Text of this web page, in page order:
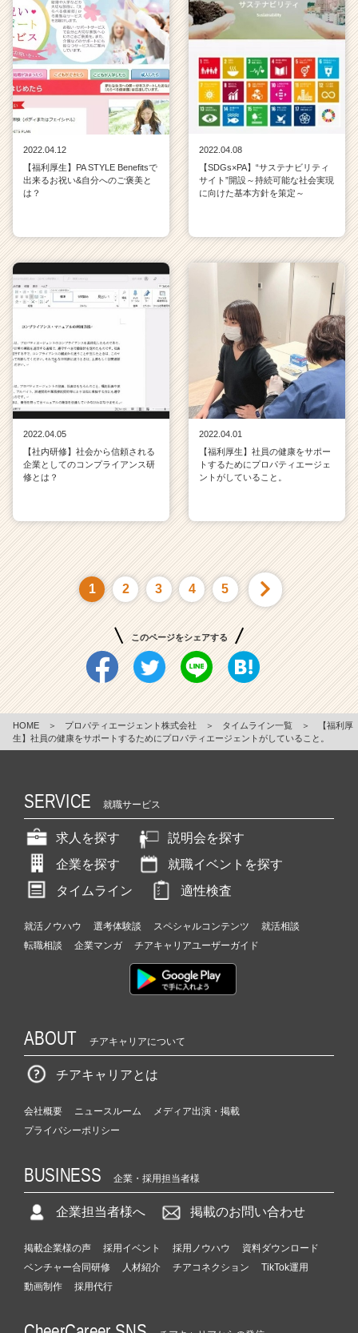
2022.04.12
【福利厚生】PA STYLE Benefitsで
出来るお祝い&自分へのご褒美と
は？
2022.04.08
【SDGs×PA】“サステナビリティ
サイト”開設～持続可能な社会実現
に向けた基本方針を策定～
2022.04.05
【社内研修】社会から信頼される
企業としてのコンプライアンス研
修とは？
2022.04.01
【福利厚生】社員の健康をサポー
トするためにプロパティエージェ
ントがしていること。
1 2 3 4 5
このページをシェアする
HOME ＞ プロパティエージェント株式会社 ＞ タイムライン一覧 ＞
【福利厚
生】社員の健康をサポートするためにプロパティエージェントがしていること。
SERVICE 就職サービス
求人を探す
説明会を探す
企業を探す
就職イベントを探す
タイムライン
適性検査
就活ノウハウ 選考体験談 スペシャルコンテンツ
就活相談
転職相談
企業マンガ チアキャリアユーザーガイド
ABOUT チアキャリアについて
チアキャリアとは
会社概要 ニュースルーム
メディア出演・掲載
プライバシーポリシー
BUSINESS 企業・採用担当者様
企業担当者様へ 掲載のお問い合わせ
掲載企業様の声 採用イベント 採用ノウハウ
資料ダウンロード
ベンチャー合同研修
人材紹介 チアコネクション
TikTok運用
動画制作
採用代行